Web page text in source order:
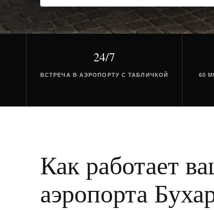
24/7
ВСТРЕЧА В АЭРОПОРТУ С ТАБЛИЧКОЙ 60
Как работает
аэропорта